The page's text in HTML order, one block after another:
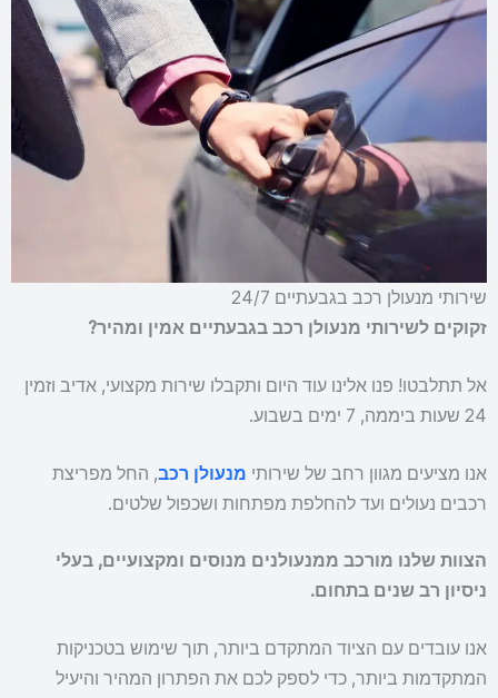
שירותי מנעולן רכב בגבעתיים 24/7
זקוקים לשירותי מנעולן רכב בגבעתיים אמין ומהיר?
אל תתלבטו! פנו אלינו עוד היום ותקבלו שירות מקצועי, אדיב וזמין
24 שעות ביממה, 7 ימים בשבוע.
אנו מציעים מגוון רחב של שירותי מנעולן רכב, החל מפריצת
רכבים נעולים ועד להחלפת מפתחות ושכפול שלטים.
הצוות שלנו מורכב ממנעולנים מנוסים ומקצועיים, בעלי
ניסיון רב שנים בתחום.
אנו עובדים עם הציוד המתקדם ביותר, תוך שימוש בטכניקות
המתקדמות ביותר, כדי לספק לכם את הפתרון המהיר והיעיל